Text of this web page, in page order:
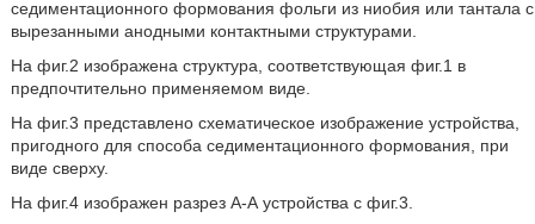
седиментационного формования фольги из ниобия или тантала с
вырезанными анодными контактными структурами.
На фиг.2 изображена структура, соответствующая фиг.1 в
предпочтительно применяемом виде.
На фиг.3 представлено схематическое изображение устройства,
пригодного для способа седиментационного формования, при
виде сверху.
На фиг.4 изображен разрез А-А устройства с фиг.3.